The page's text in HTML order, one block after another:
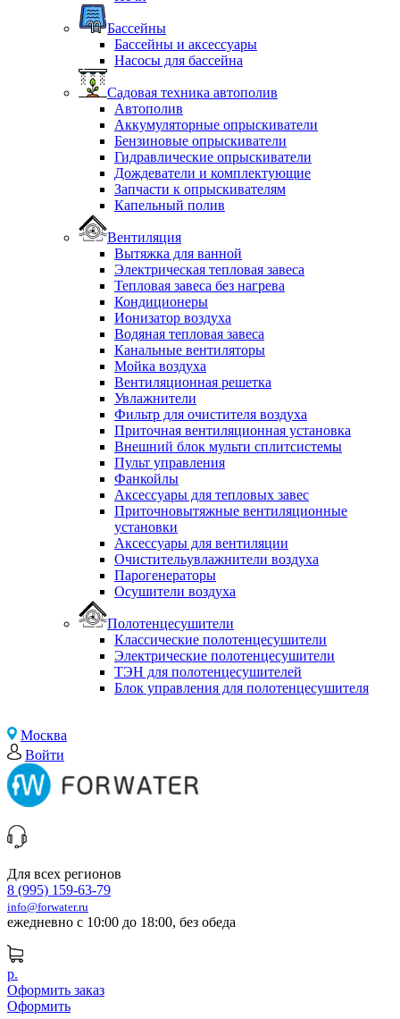
Бассейны
Бассейны и аксессуары
Насосы для бассейна
Садовая техника автополив
Автополив
Аккумуляторные опрыскиватели
Бензиновые опрыскиватели
Гидравлические опрыскиватели
Дождеватели и комплектующие
Запчасти к опрыскивателям
Капельный полив
Вентиляция
Вытяжка для ванной
Электрическая тепловая завеса
Тепловая завеса без нагрева
Кондиционеры
Ионизатор воздуха
Водяная тепловая завеса
Канальные вентиляторы
Мойка воздуха
Вентиляционная решетка
Увлажнители
Фильтр для очистителя воздуха
Приточная вентиляционная установка
Внешний блок мульти сплитсистемы
Пульт управления
Фанкойлы
Аксессуары для тепловых завес
Приточновытяжные вентиляционные
установки
Аксессуары для вентиляции
Очистительувлажнители воздуха
Парогенераторы
Осушители воздуха
Полотенцесушители
Классические полотенцесушители
Электрические полотенцесушители
ТЭН для полотенцесушителей
Блок управления для полотенцесушителя
Москва
Войти
Для всех регионов
8 (995) 159-63-79
info@forwater.ru
ежедневно с 10:00 до 18:00, без обеда
р.
Оформить заказ
Оформить